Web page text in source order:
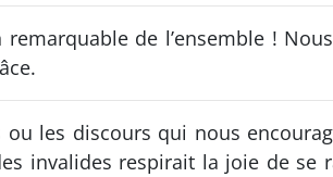
remarquable de l’ensemble !
les discours qui nous
invalides respirait la joie de